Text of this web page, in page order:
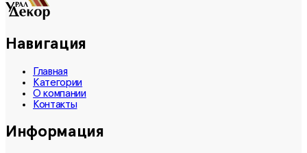
Навигация
Главная
Категории
О компании
Контакты
Информация